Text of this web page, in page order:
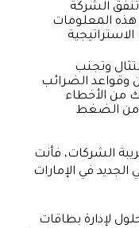
الشركة
هذه المعلومات
الاستراتيجية
وتجنب
وقواعد الضرائب
من الأخطاء
من الضغط
الشركات، فأنت
في الإمارات
لإدارة بطاقات